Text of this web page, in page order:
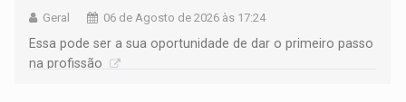
Geral 06 de Agosto de 2026 às 17:24
Essa pode ser a sua oportunidade de dar o primeiro passo
na profissão